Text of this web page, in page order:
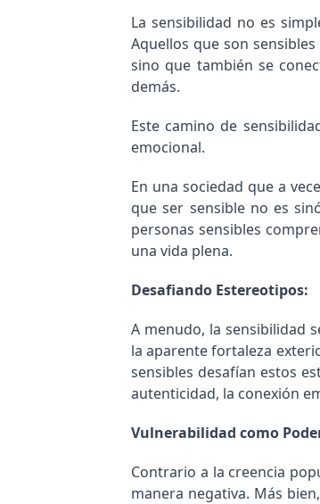
La sensibilidad no es
Aquellos que son
sino que también se
demás.
Este camino de
emocional.
En una sociedad que a
que ser sensible no es
personas sensibles
una vida plena.
Desafiando Estereotipos:
A menudo, la sensibilidad
la aparente fortaleza
sensibles desafían estos
autenticidad, la conexión
Vulnerabilidad como
Contrario a la creencia
manera negativa. Más